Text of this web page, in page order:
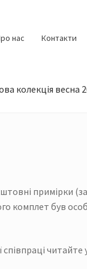
нас Контакти
колекція весна
примірки
комплет був
читайте